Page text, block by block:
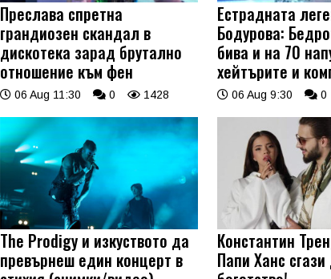
Преслава спретна
грандиозен скандал в
дискотека зарад брутално
отношение към фен
06 Aug 11:30 0 1428
Естрадната
Бодурова:
бива и на 70
хейтърите и
06 Aug 9:30 0
The Prodigy и изкуството да
превърнеш един концерт в
Константин
Папи Ханс